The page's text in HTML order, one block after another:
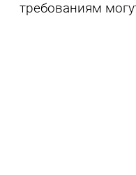
требованиям